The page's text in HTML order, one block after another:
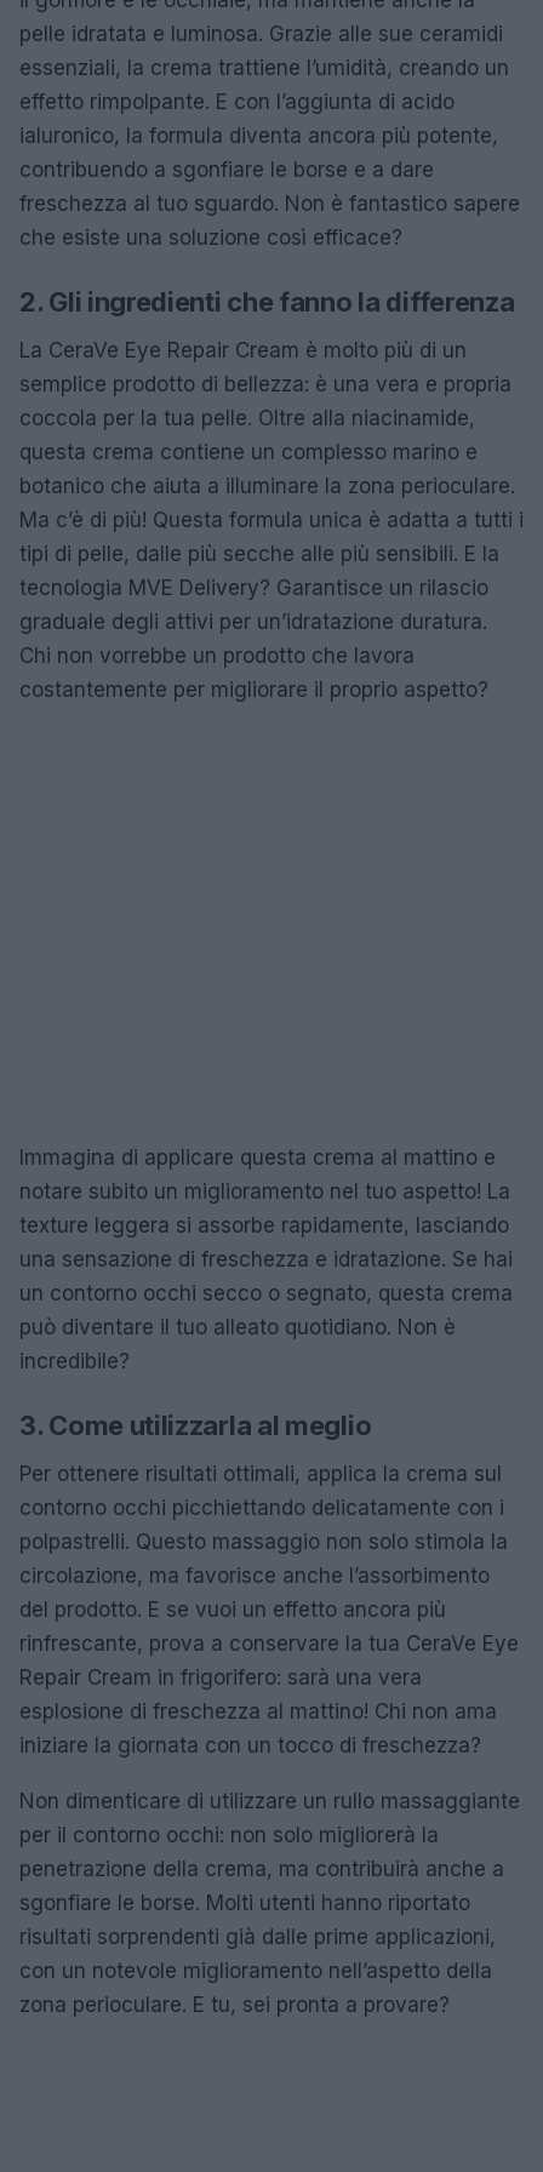
pelle idratata e luminosa. Grazie alle sue ceramidi
essenziali, la crema trattiene l’umidità, creando un
effetto rimpolpante. E con l’aggiunta di acido
ialuronico, la formula diventa ancora più potente,
contribuendo a sgonfiare le borse e a dare
freschezza al tuo sguardo. Non è fantastico sapere
che esiste una soluzione così efficace?
2. Gli ingredienti che fanno la differenza
La CeraVe Eye Repair Cream è molto più di un
semplice prodotto di bellezza: è una vera e propria
coccola per la tua pelle. Oltre alla niacinamide,
questa crema contiene un complesso marino e
botanico che aiuta a illuminare la zona perioculare.
Ma c’è di più! Questa formula unica è adatta a tutti i
tipi di pelle, dalle più secche alle più sensibili. E la
tecnologia MVE Delivery? Garantisce un rilascio
graduale degli attivi per un’idratazione duratura.
Chi non vorrebbe un prodotto che lavora
costantemente per migliorare il proprio aspetto?
Immagina di applicare questa crema al mattino e
notare subito un miglioramento nel tuo aspetto! La
texture leggera si assorbe rapidamente, lasciando
una sensazione di freschezza e idratazione. Se hai
un contorno occhi secco o segnato, questa crema
può diventare il tuo alleato quotidiano. Non è
incredibile?
3. Come utilizzarla al meglio
Per ottenere risultati ottimali, applica la crema sul
contorno occhi picchiettando delicatamente con i
polpastrelli. Questo massaggio non solo stimola la
circolazione, ma favorisce anche l’assorbimento
del prodotto. E se vuoi un effetto ancora più
rinfrescante, prova a conservare la tua CeraVe Eye
Repair Cream in frigorifero: sarà una vera
esplosione di freschezza al mattino! Chi non ama
iniziare la giornata con un tocco di freschezza?
Non dimenticare di utilizzare un rullo massaggiante
per il contorno occhi: non solo migliorerà la
penetrazione della crema, ma contribuirà anche a
sgonfiare le borse. Molti utenti hanno riportato
risultati sorprendenti già dalle prime applicazioni,
con un notevole miglioramento nell’aspetto della
zona perioculare. E tu, sei pronta a provare?